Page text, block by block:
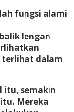
fungsi alami
lengan
terlihat dalam
itu, semakin
Mereka